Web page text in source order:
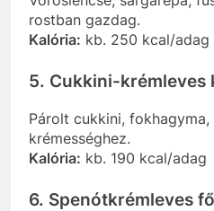
rostban gazdag.
Kalória: kb. 250 kcal/adag
5. Cukkini-krémleves
Párolt cukkini,
krémességhez.
Kalória: kb. 190 kcal/adag
6. Spenótkrémleves